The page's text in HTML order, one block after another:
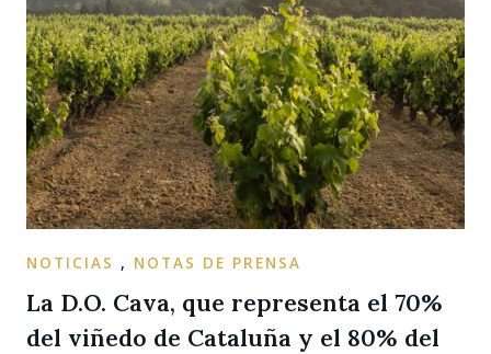
NOTICIAS , NOTAS DE PRENSA
La D.O. Cava, que representa el 70%
del viñedo de Cataluña y el 80% del